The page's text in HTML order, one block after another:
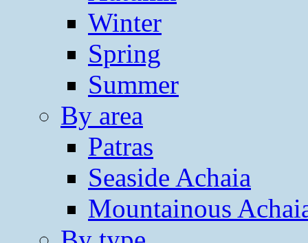
Winter
Spring
Summer
By area
Patras
Seaside Achaia
Mountainous